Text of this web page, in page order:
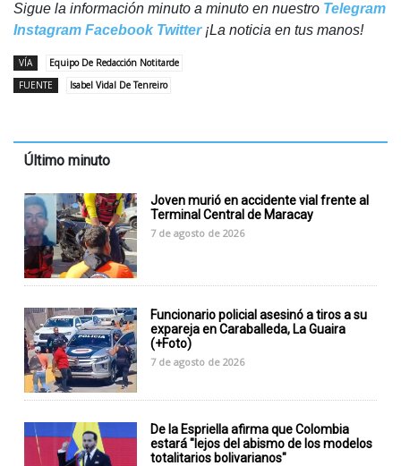
Sigue la información minuto a minuto en nuestro Telegram
Instagram Facebook Twitter¡La noticia en tus manos!
VÍA
Equipo De Redacción Notitarde
FUENTE
Isabel Vidal De Tenreiro
Último minuto
Joven murió en accidente vial frente al
Terminal Central de Maracay
7 de agosto de 2026
Funcionario policial asesinó a tiros a su
expareja en Caraballeda, La Guaira
(+Foto)
7 de agosto de 2026
De la Espriella afirma que Colombia
estará "lejos del abismo de los modelos
totalitarios bolivarianos"